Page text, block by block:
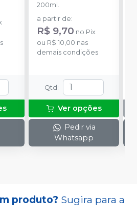
200ml.
a partir de:
R$ 9,70 no Pix
ou R$ 10,00 nas
demais condições
Qtd:
Ver opções
Pedir via
Whatsapp
produto? Sugira para a